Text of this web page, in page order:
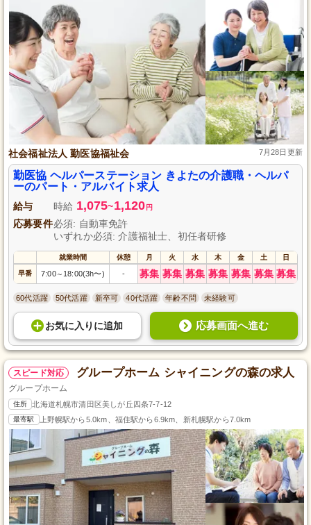
社会福祉法人 勤医協福祉会 7月28日更新
勤医協 ヘルパーステーション きよたの介護職・ヘルパ
ーのパート・アルバイト求人
給与 時給 1,075~1,120 円
応募要件必須: 自動車免許
いずれか必須: 介護福祉士、初任者研修
就業時間 休憩 月 火 水 木 金 土 日
早番 7:00～ 18:00(3h〜) - 募集 募集 募集 募集 募集 募集 募集
60代活躍 50代活躍 新卒可 40代活躍 年齢不問 未経験可
お気に入り に追加 応募画面へ進む
スピード対応 グループホーム シャイニングの森の求人
グループホーム
住所 北海道札幌市清田区美しが丘四条7-7-12
最寄駅 上野幌駅から5.0km、福住駅から6.9km、新札幌駅から7.0km